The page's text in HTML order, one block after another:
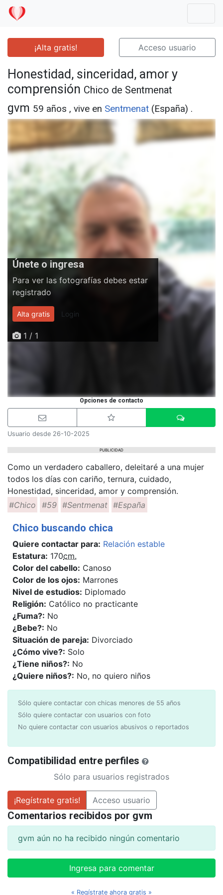
¡Alta gratis! Acceso usuario
Honestidad, sinceridad, amor y
comprensión Chico de Sentmenat
gvm 59 años , vive en Sentmenat (España) .
Únete o ingresa
Para ver las fotografías debes estar
registrado
Alta gratis Login
1 / 1
Opciones de contacto
Usuario desde 26-10-2025
PUBLICIDAD
Como un verdadero caballero, deleitaré a una mujer
todos los días con cariño, ternura, cuidado,
Honestidad, sinceridad, amor y comprensión.
#Chico
#59 #Sentmenat #España
Chico buscando chica
Quiere contactar para: Relación estable
Estatura: 170cm.
Color del cabello: Canoso
Color de los ojos: Marrones
Nivel de estudios: Diplomado
Religión: Católico no practicante
¿Fuma?: No
¿Bebe?: No
Situación de pareja: Divorciado
¿Cómo vive?: Solo
¿Tiene niños?: No
¿Quiere niños?: No, no quiero niños
Sólo quiere contactar con chicas menores de 55 años
Sólo quiere contactar con usuarios con foto
No quiere contactar con usuarios abusivos o reportados
Compatibilidad entre perfiles
Sólo para usuarios registrados
¡Regístrate gratis! Acceso usuario
Comentarios recibidos por gvm
gvm aún no ha recibido ningún comentario
Ingresa para comentar
« Regístrate ahora gratis »